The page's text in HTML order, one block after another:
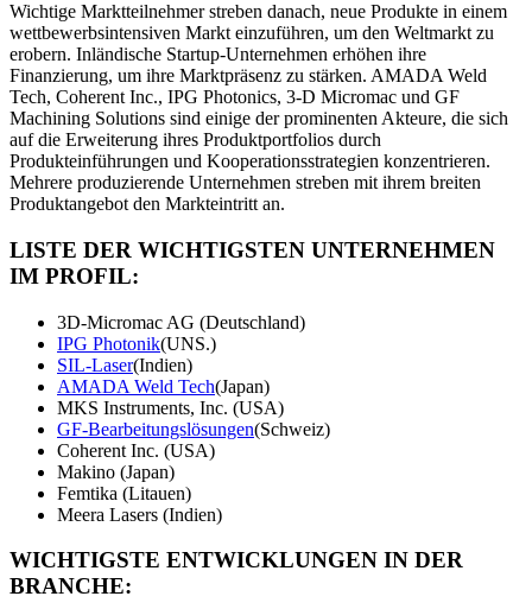
Wichtige Marktteilnehmer streben danach, neue Produkte in einem
wettbewerbsintensiven Markt einzuführen, um den Weltmarkt zu
erobern. Inländische Startup-Unternehmen erhöhen ihre
Finanzierung, um ihre Marktpräsenz zu stärken. AMADA Weld
Tech, Coherent Inc., IPG Photonics, 3-D Micromac und GF
Machining Solutions sind einige der prominenten Akteure, die sich
auf die Erweiterung ihres Produktportfolios durch
Produkteinführungen und Kooperationsstrategien konzentrieren.
Mehrere produzierende Unternehmen streben mit ihrem breiten
Produktangebot den Markteintritt an.
LISTE DER WICHTIGSTEN UNTERNEHMEN
IM PROFIL:
3D-Micromac AG (Deutschland)
IPG Photonik(UNS.)
SIL-Laser(Indien)
AMADA Weld Tech(Japan)
MKS Instruments, Inc. (USA)
GF-Bearbeitungslösungen(Schweiz)
Coherent Inc. (USA)
Makino (Japan)
Femtika (Litauen)
Meera Lasers (Indien)
WICHTIGSTE ENTWICKLUNGEN IN DER
BRANCHE: